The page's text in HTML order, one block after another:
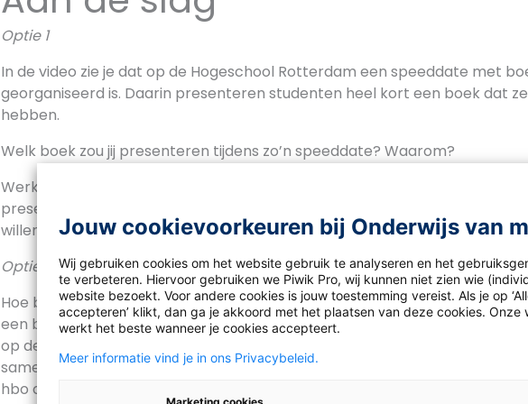
Optie 1
In de video zie je dat op de Hogeschool Rotterdam een speeddate met
georganiseerd is. Daarin presenteren studenten heel kort een boek dat
hebben.
Welk boek zou jij presenteren tijdens zo’n speeddate? Waarom?
Werk een presentatie van twee minuten uit waarin je jouw favoriete boek
presenteert dat de luisteraars er meteen voor naar de bibliotheek of
willen rennen.
Optie 2
Hoe belangrijk is het volgens jou dat iedereen in Nederland voldoende
een beschouwing (400 – 600 woorden) waarin je op genuanceerde wijze
op deze vraag. Je beredeneert en formuleert vanuit verschillende
samenleving. Denk bijvoorbeeld aan: docenten in het voortgezet
hbo of universiteit, ouders of communicatiemedewerkers bij de overheid.
Jouw cookievoorkeuren bij Onderwijs van
Wij gebruiken cookies om het website gebruik te analyseren en het
te verbeteren. Hiervoor gebruiken we Piwik Pro, wij kunnen niet zien wie
website bezoekt. Voor andere cookies is jouw toestemming vereist. Als je op
accepteren’ klikt, dan ga je akkoord met het plaatsen van deze cookies. Onze
werkt het beste wanneer je cookies accepteert.
Meer informatie vind je in ons Privacybeleid.
Marketing cookies